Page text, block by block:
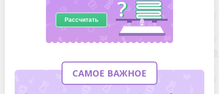
Рассчитать
САМОЕ ВАЖНОЕ